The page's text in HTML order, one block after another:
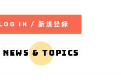
IN / 新規登録
NEWS & TOPICS